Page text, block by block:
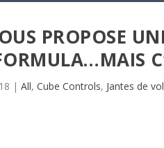
PROPOSE
|All,Cube Controls, Jantes de